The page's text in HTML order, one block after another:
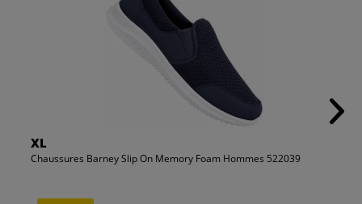
XL
Chaussures Barney Slip On Memory Foam Hommes 522039